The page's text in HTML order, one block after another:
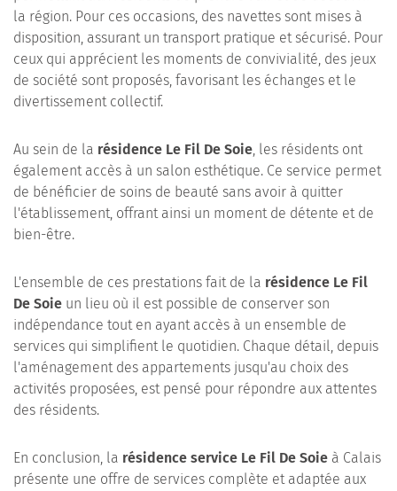
la région. Pour ces occasions, des navettes sont mises à
disposition, assurant un transport pratique et sécurisé. Pour
ceux qui apprécient les moments de convivialité, des jeux
de société sont proposés, favorisant les échanges et le
divertissement collectif.
Au sein de la résidence Le Fil De Soie, les résidents ont
également accès à un salon esthétique. Ce service permet
de bénéficier de soins de beauté sans avoir à quitter
l'établissement, offrant ainsi un moment de détente et de
bien-être.
L'ensemble de ces prestations fait de la résidence Le Fil
De Soie un lieu où il est possible de conserver son
indépendance tout en ayant accès à un ensemble de
services qui simplifient le quotidien. Chaque détail, depuis
l'aménagement des appartements jusqu'au choix des
activités proposées, est pensé pour répondre aux attentes
des résidents.
En conclusion, la résidence service Le Fil De Soie à Calais
présente une offre de services complète et adaptée aux